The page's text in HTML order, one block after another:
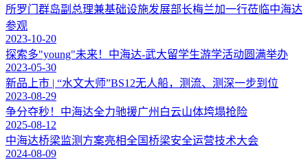
所罗门群岛副总理兼基础设施发展部长梅兰加一行莅临中海达
参观
2023-10-20
探索多"young"未来！中海达-武大留学生游学活动圆满举办
2023-05-30
新品上市 | “水文大师”BS12无人船，测流、测深一步到位
2023-08-29
争分夺秒！中海达全力驰援广州白云山体垮塌抢险
2025-08-12
中海达桥梁监测方案亮相全国桥梁安全运营技术大会
2024-08-09